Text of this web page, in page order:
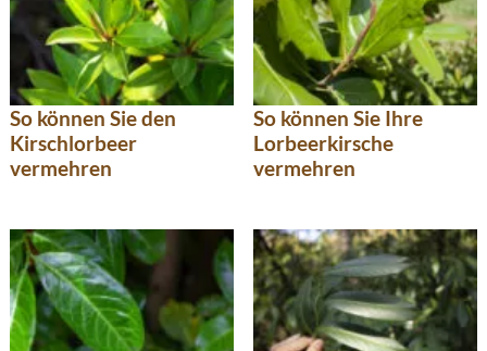
So können Sie den
Kirschlorbeer
vermehren
So können Sie Ihre
Lorbeerkirsche
vermehren